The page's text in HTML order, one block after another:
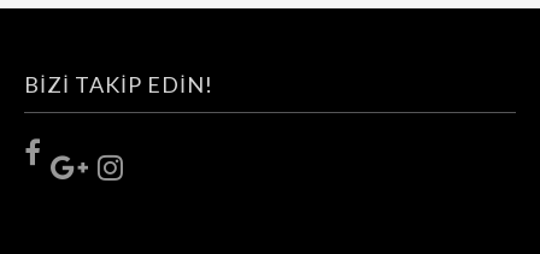
BIZI TAKIP EDIN!